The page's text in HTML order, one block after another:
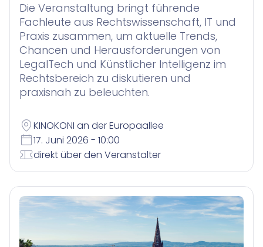
Die Veranstaltung bringt führende
Fachleute aus Rechtswissenschaft, IT und
Praxis zusammen, um aktuelle Trends,
Chancen und Herausforderungen von
LegalTech und Künstlicher Intelligenz im
Rechtsbereich zu diskutieren und
praxisnah zu beleuchten.
KINOKONI an der Europaallee
17. Juni 2026 - 10:00
direkt über den Veranstalter